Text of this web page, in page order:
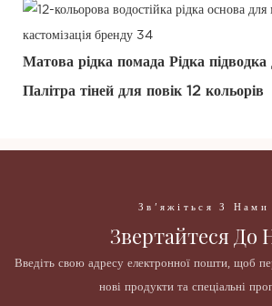
Матова рідка помада Рідка підводка
Палітра тіней для повік 12 кольорів
Зв'яжіться З Нами
Звертайтеся До
Введіть свою адресу електронної пошти, щоб
нові продукти та спеціальні